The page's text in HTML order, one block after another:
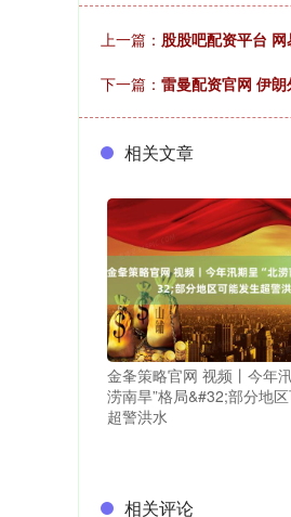
上一篇： 股股吧配资平台
下一篇： 雷曼配资官网 伊
相关文章
金夆策略官网 视频丨今年
涝南旱”格局&#32;部分地
超警洪水
相关评论